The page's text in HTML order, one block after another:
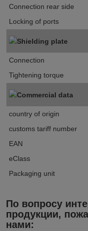
Connection rear side
Locking of ports
Shielding plate
Connection
Tightening torque
Commercial data
country of origin
customs tariff number
EAN
eClass
Packaging unit
По вопросу
продукции,
нами: